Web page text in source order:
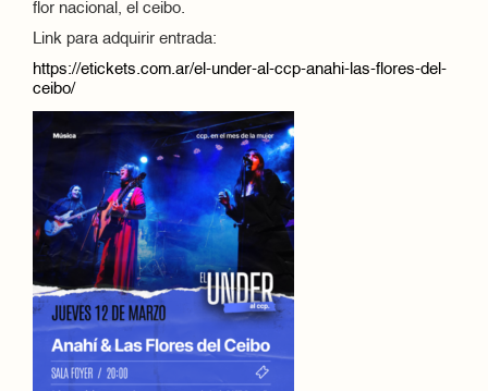
flor nacional, el ceibo.
Link para adquirir entrada:
https://etickets.com.ar/el-under-al-ccp-anahi-las-flores-del-
ceibo/